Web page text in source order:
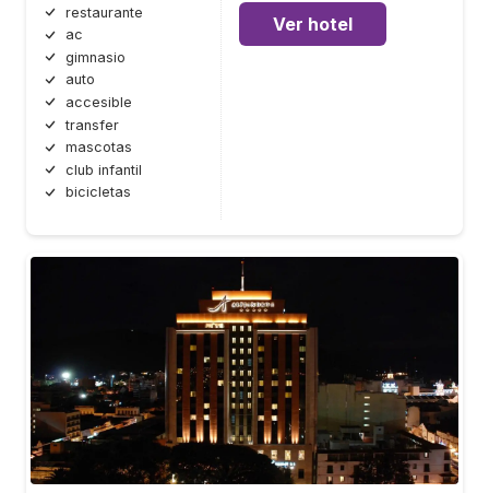
restaurante
ac
gimnasio
auto
accesible
transfer
mascotas
club infantil
bicicletas
Ver hotel